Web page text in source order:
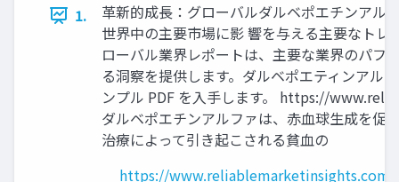
1.
革新的成長：グローバルダルベポエチンアル
世界中の主要市場に影 響を与える主要なト
ローバル業界レポートは、主要な業界のパフ
る洞察を提供します。ダルベポエティンアル
ンプル PDF を入手します。 https://
ダルベポエチンアルファは、赤血球生成を促
治療によって引き起こされる貧血の
https://www.reliablemarketinsights.com/